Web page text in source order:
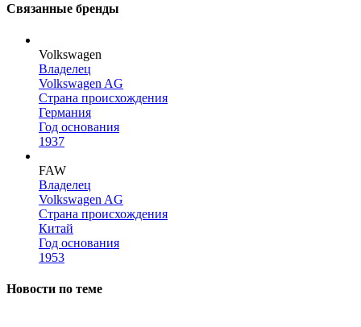
Связанные бренды
Volkswagen
Владелец
Volkswagen AG
Страна происхождения
Германия
Год основания
1937
FAW
Владелец
Volkswagen AG
Страна происхождения
Китай
Год основания
1953
Новости по теме